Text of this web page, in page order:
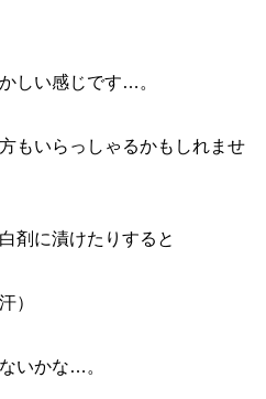
しい感じです…。
もいらっしゃるかもしれませ
剤に漬けたりすると
）
いかな…。